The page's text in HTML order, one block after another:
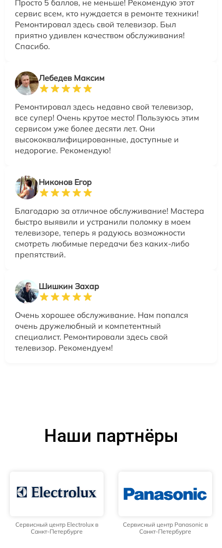
Просто 5 баллов, не меньше! Рекомендую этот
сервис всем, кто нуждается в ремонте техники!
Ремонтировал здесь свой телевизор. Был
приятно удивлен качеством обслуживания!
Спасибо.
Лебедев Максим
Ремонтировал здесь недавно свой телевизор,
все супер! Очень крутое место! Пользуюсь этим
сервисом уже более десяти лет. Они
высококвалифицированные, доступные и
недорогие. Рекомендую!
Никонов Егор
Благодарю за отличное обслуживание! Мастера
быстро выявили и устранили поломку в моем
телевизоре, теперь я радуюсь возможности
смотреть любимые передачи без каких-либо
препятствий.
Шишкин Захар
Очень хорошее обслуживание. Нам попался
очень дружелюбный и компетентный
специалист. Ремонтировали здесь свой
телевизор. Рекомендуем!
Наши партнёры
Сервисный центр Electrolux в
Санкт-Петербурге
Сервисный центр Panasonic в
Санкт-Петербурге